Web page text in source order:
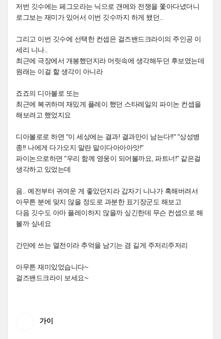
저번 깃수에는 페그오라는 닉으로 갠메와 전쟁을 쫓아다녔더니
로그보는 재미가 있어서 이번 깃수까지 하게 됐던..
그리고 이번 깃수에 선택한 컨셉은 걸즈밴드크라이의 주인공 이
세리 니나..
최근에 극장에서 개봉했던지라 머릿속에 생각해두던 후보였는데
원래는 이걸 할 생각이 아니라
죠죠의 디아볼로 또는
최근에 복귀하며 재밌게 플레이 했던 스타레일의 파이논 컨셉을
해보려고 했었지요
디아볼로로 하면 "이 세상에는 결과! 결과만이 남는다!!" "상성병
종!! 나에게 다가오지 말란 말이다아아아앗!"
파이논으로하면 "우리 함께 영웅이 되어볼까요, 파트너!" 같은걸
생각하고 있었는데
음.. 예전부터 귀여운 게 좋았던지라 갑자기 니나가 혹해버려서
아무튼 분에 맞지 않을 정도로 과분한 표기장군도 해보고
다음 깃수도 아마 플레이하지 않을까 싶긴한데 무슨 컨셉으로 해
볼까 싶네요
간만에 쓰는 열전이라 추억을 남기는 겸 길게 주저리주저리
아무튼 재미있었습니다~
걸즈밴드크라이 보세요~
가이